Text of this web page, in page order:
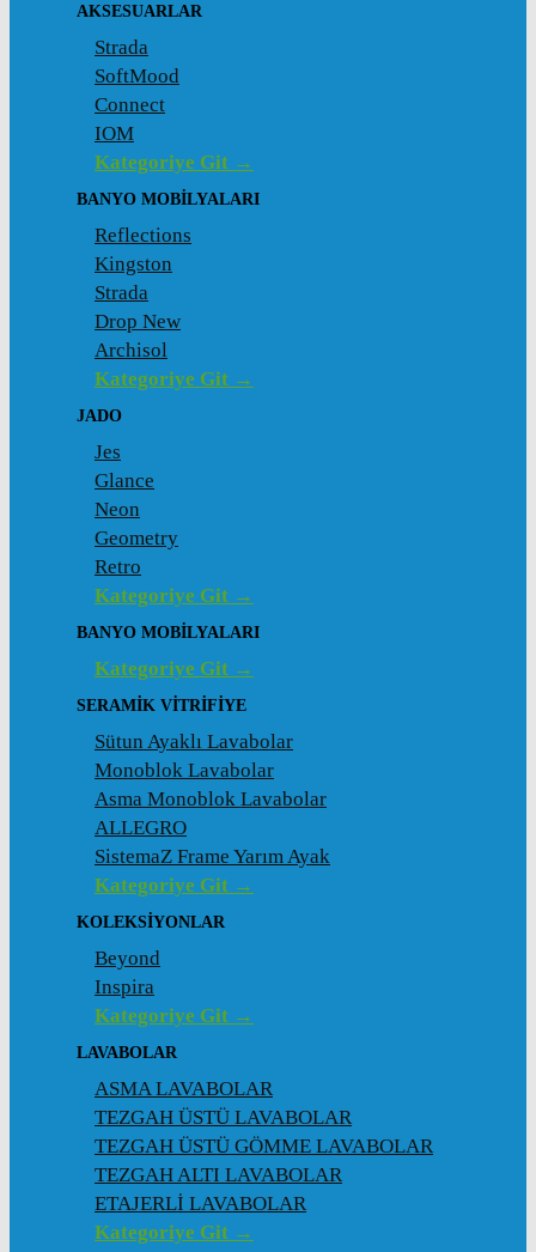
AKSESUARLAR
Strada
SoftMood
Connect
IOM
Kategoriye Git →
BANYO MOBILYALARI
Reflections
Kingston
Strada
Drop New
Archisol
Kategoriye Git →
JADO
Jes
Glance
Neon
Geometry
Retro
Kategoriye Git →
BANYO MOBILYALARI
Kategoriye Git →
SERAMIK VITRIFIYE
Sütun Ayaklı Lavabolar
Monoblok Lavabolar
Asma Monoblok Lavabolar
ALLEGRO
SistemaZ Frame Yarım Ayak
Kategoriye Git →
KOLEKSİYONLAR
Beyond
Inspira
Kategoriye Git →
LAVABOLAR
ASMA LAVABOLAR
TEZGAH ÜSTÜ LAVABOLAR
TEZGAH ÜSTÜ GÖMME LAVABOLAR
TEZGAH ALTI LAVABOLAR
ETAJERLİ LAVABOLAR
Kategoriye Git →